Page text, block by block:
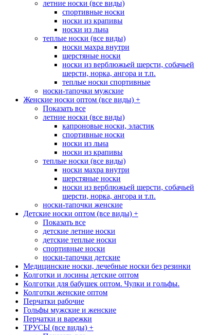
летние носки (все виды)
спортивные носки
носки из крапивы
носки из льна
теплые носки (все виды)
носки махра внутри
шерстяные носки
носки из верблюжьей шерсти, собачьей
шерсти, норка, ангора и т.п.
теплые носки спортивные
носки-тапочки мужские
Женские носки оптом (все виды) +
Показать все
летние носки (все виды)
капроновые носки, эластик
спортивные носки
носки из льна
носки из крапивы
теплые носки (все виды)
носки махра внутри
шерстяные носки
носки из верблюжьей шерсти, собачьей
шерсти, норка, ангора и т.п.
носки-тапочки женские
Детские носки оптом (все виды) +
Показать все
детские летние носки
детские теплые носки
спортивные носки
носки-тапочки детские
Медицинские носки, лечебные носки без резинки
Колготки и лосины детские оптом
Колготки для бабушек оптом. Чулки и гольфы.
Колготки женские оптом
Перчатки рабочие
Гольфы мужские и женские
Перчатки и варежки
ТРУСЫ (все виды) +